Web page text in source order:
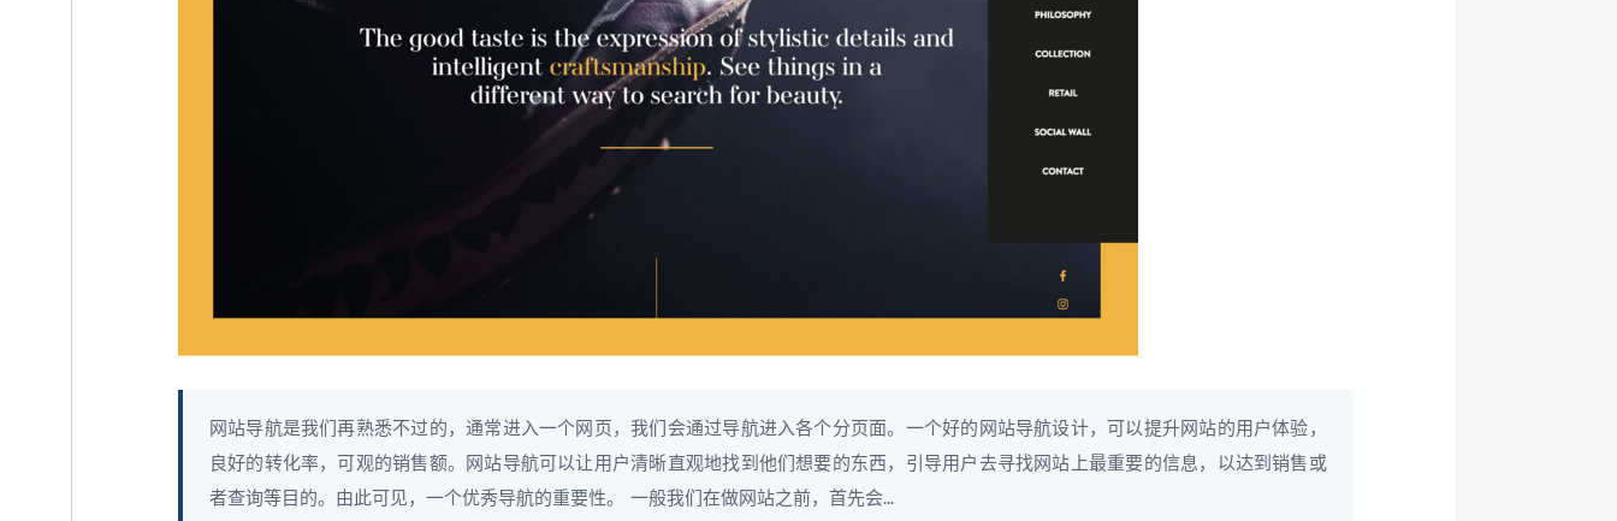
网站导航是我们再熟悉不过的，通常进入一个网页，我们会通过导航进入各个分页面。一个好的网站导航设计，可以提升网站的用户体验，
良好的转化率，可观的销售额。网站导航可以让用户清晰直观地找到他们想要的东西，引导用户去寻找网站上最重要的信息，以达到销售或
者查询等目的。由此可见，一个优秀导航的重要性。 一般我们在做网站之前，首先会...